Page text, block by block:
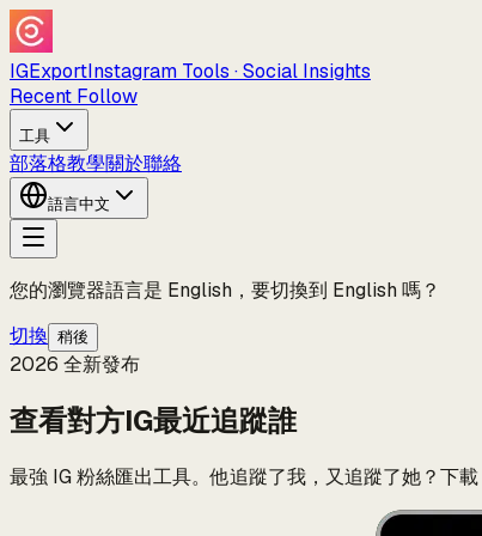
IGExportInstagram Tools · Social Insights
Recent Follow
工具
部落格教學關於聯絡
語言中文
您的瀏覽器語言是 English，要切換到 English 嗎？
切換 稍後
2026 全新發布
查看對方IG最近追蹤誰
最強 IG 粉絲匯出工具。他追蹤了我，又追蹤了她？下